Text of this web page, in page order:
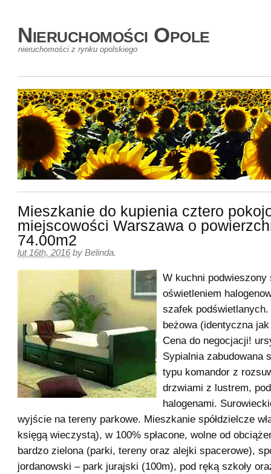
Nieruchomości Opole
nieruchomości z rynku opolskiego
Mieszkanie do kupienia cztero
miejscowości Warszawa o
74.00m2
lut 16th, 2016 by Belinda.
W kuchni podwieszony
oświetleniem
szafek podświetlanych.
beżowa (identyczna
Cena do negocjacji!
Sypialnia zabudowana
typu komandor z
drzwiami z lustrem,
halogenami.
wyjście na tereny parkowe. Mieszkanie spółdzielcze
księgą wieczystą), w 100% spłacone, wolne od
bardzo zielona (parki, tereny oraz alejki spacerowe),
jordanowski – park jurajski (100m), pod ręką szkoły